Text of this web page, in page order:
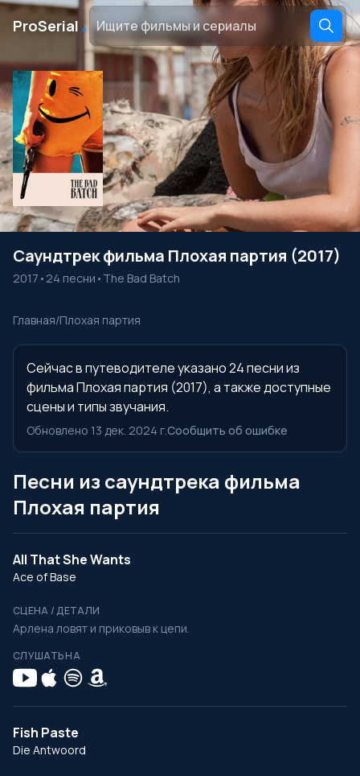
ProSerial ․
Саундтрек фильма Плохая партия (2017)
2017 • 24 песни • The Bad Batch
Главная/Плохая партия
Сейчас в путеводителе указано 24 песни из
фильма Плохая партия (2017), а также доступные
сцены и типы звучания.
Обновлено 13 дек. 2024 г.Сообщить об ошибке
Песни из саундтрека фильма
Плохая партия
All That She Wants
Ace of Base
СЦЕНА / ДЕТАЛИ
Арлена ловят и приковыв к цепи.
СЛУШАТЬ НА
Fish Paste
Die Antwoord